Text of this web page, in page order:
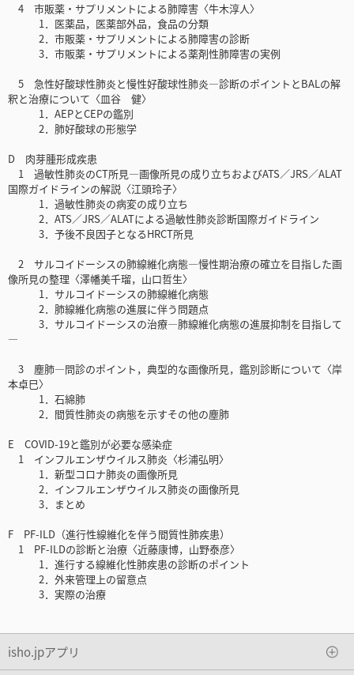
4 市販薬・サプリメントによる肺障害〈牛木淳人〉
1．医薬品，医薬部外品，食品の分類
2．市販薬・サプリメントによる肺障害の診断
3．市販薬・サプリメントによる薬剤性肺障害の実例
5 急性好酸球性肺炎と慢性好酸球性肺炎―診断のポイントとBALの解
釈と治療について〈皿谷 健〉
1．AEPとCEPの鑑別
2．肺好酸球の形態学
D 肉芽腫形成疾患
1 過敏性肺炎のCT所見―画像所見の成り立ちおよびATS／JRS／ALAT
国際ガイドラインの解説〈江頭玲子〉
1．過敏性肺炎の病変の成り立ち
2．ATS／JRS／ALATによる過敏性肺炎診断国際ガイドライン
3．予後不良因子となるHRCT所見
2 サルコイドーシスの肺線維化病態―慢性期治療の確立を目指した画
像所見の整理〈澤幡美千瑠，山口哲生〉
1．サルコイドーシスの肺線維化病態
2．肺線維化病態の進展に伴う問題点
3．サルコイドーシスの治療―肺線維化病態の進展抑制を目指して
―
3 塵肺―問診のポイント，典型的な画像所見，鑑別診断について〈岸
本卓巳〉
1．石綿肺
2．間質性肺炎の病態を示すその他の塵肺
E COVID-19と鑑別が必要な感染症
1 インフルエンザウイルス肺炎〈杉浦弘明〉
1．新型コロナ肺炎の画像所見
2．インフルエンザウイルス肺炎の画像所見
3．まとめ
F PF-ILD（進行性線維化を伴う間質性肺疾患）
1 PF-ILDの診断と治療〈近藤康博，山野泰彦〉
1．進行する線維化性肺疾患の診断のポイント
2．外来管理上の留意点
3．実際の治療
isho.jpアプリ